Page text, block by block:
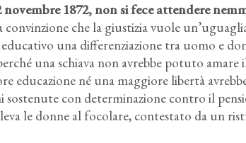
1872, non si fece attendere
che la giustizia vuole
educativo una differenziazione tra uomo e
una schiava non avrebbe potuto
educazione né una maggiore libertà
con determinazione contro il
le donne al focolare, contestato da un